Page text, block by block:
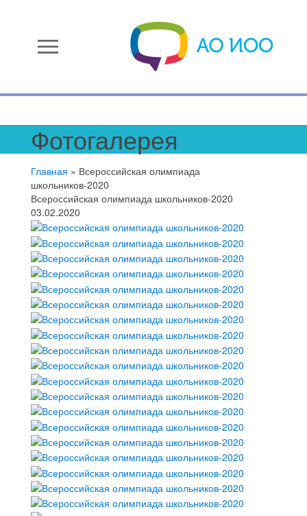
menu
Фотогалерея
Главная » Всероссийская олимпиада
школьников-2020
Всероссийская олимпиада школьников-2020
03.02.2020